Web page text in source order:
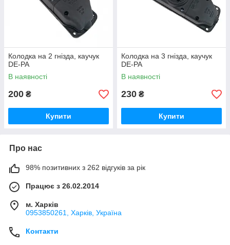
Колодка на 2 гнізда, каучук
DE-PA
В наявності
200 ₴
Купити
Колодка на 3 гнізда, каучук
DE-PA
В наявності
230 ₴
Купити
Про нас
98% позитивних з 262 відгуків за рік
Працює з 26.02.2014
м. Харків
0953850261, Харків, Україна
Контакти